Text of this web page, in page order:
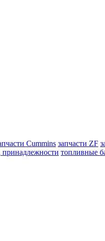
Cummins запчасти ZF
принадлежности топливные